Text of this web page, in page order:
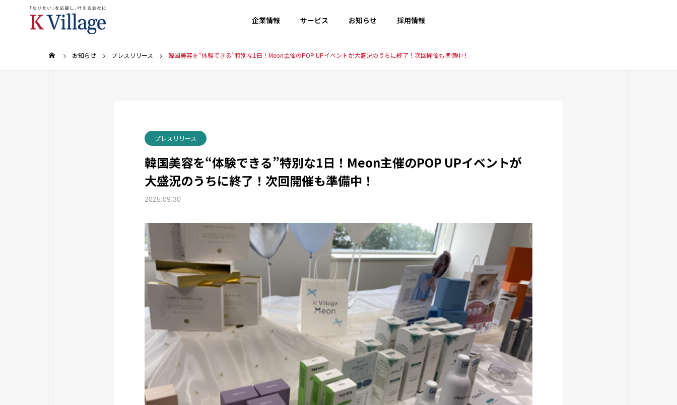
企業情報 サービス お知らせ 採用情報
お知らせ プレスリリース 韓国美容を“体験できる”特別な1日！Meon主催のPOP UPイベントが大盛況のうちに終了！次回開催も準備中！
プレスリリース
韓国美容を“体験できる”特別な1日！Meon主催のPOP UPイベントが
大盛況のうちに終了！次回開催も準備中！
2025.09.30